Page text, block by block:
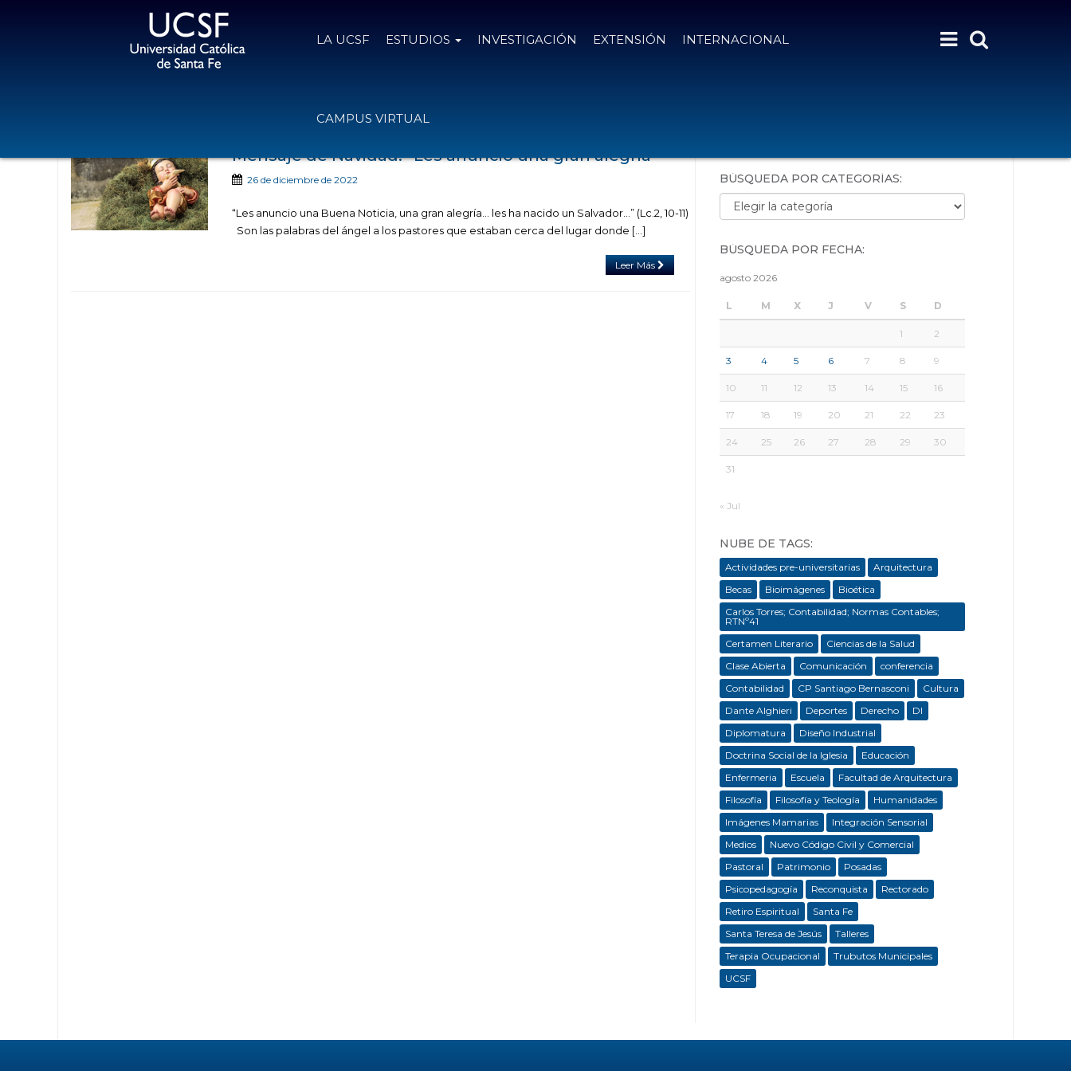
LA UCSF ESTUDIOS INVESTIGACIÓN EXTENSIÓN INTERNACIONAL
CAMPUS VIRTUAL
Mensaje de Navidad: “Les anuncio una gran alegría”
26 de diciembre de 2022
“Les anuncio una Buena Noticia, una gran alegría… les ha nacido un Salvador…” (Lc.2, 10-11)
Son las palabras del ángel a los pastores que estaban cerca del lugar donde […]
Leer Más
BÚSQUEDA POR CATEGORÍAS:
Búsqueda por categorías:
BÚSQUEDA POR FECHA:
agosto 2026
L M X J V S D
1 2
3 4 5 6 7 8 9
10 11 12 13 14 15 16
17 18 19 20 21 22 23
24 25 26 27 28 29 30
31
« Jul
NUBE DE TAGS:
Actividades pre-universitarias
Arquitectura
Becas
Bioimágenes
Bioética
Carlos Torres; Contabilidad; Normas Contables;
RTNº41
Certamen Literario
Ciencias de la Salud
Clase Abierta
Comunicación
conferencia
Contabilidad
CP Santiago Bernasconi
Cultura
Dante Alghieri
Deportes Derecho
DI
Diplomatura
Diseño Industrial
Doctrina Social de la Iglesia
Educación
Enfermeria
Escuela
Facultad de Arquitectura
Filosofía
Filosofía y Teología
Humanidades
Imágenes Mamarias
Integración Sensorial
Medios
Nuevo Código Civil y Comercial
Pastoral
Patrimonio
Posadas
Psicopedagogía
Reconquista
Rectorado
Retiro Espiritual
Santa Fe
Santa Teresa de Jesús
Talleres
Terapia Ocupacional
Trubutos Municipales
UCSF